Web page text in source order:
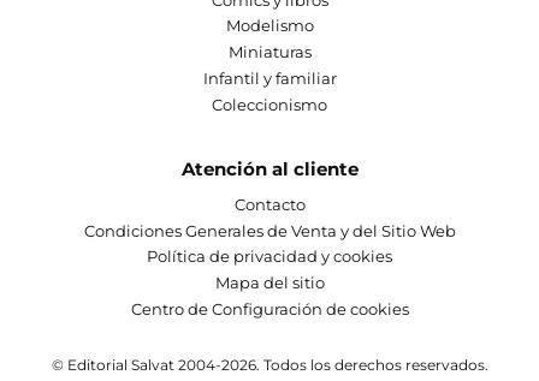
Modelismo
Miniaturas
Infantil y familiar
Coleccionismo
Atención al cliente
Contacto
Condiciones Generales de Venta y del Sitio Web
Política de privacidad y cookies
Mapa del sitio
Centro de Configuración de cookies
© Editorial Salvat 2004-2026. Todos los derechos reservados.